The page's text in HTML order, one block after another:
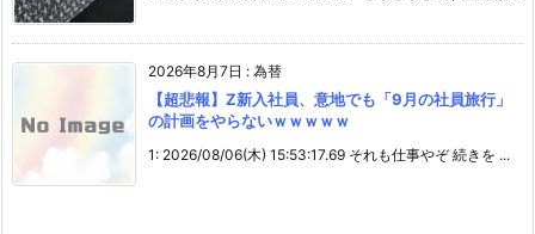
2026年8月7日 : 為替
【超悲報】Z新入社員、意地でも「9月の社員旅行」
の計画をやらないｗｗｗｗｗ
1: 2026/08/06(木) 15:53:17.69 それも仕事やぞ 続きを ...